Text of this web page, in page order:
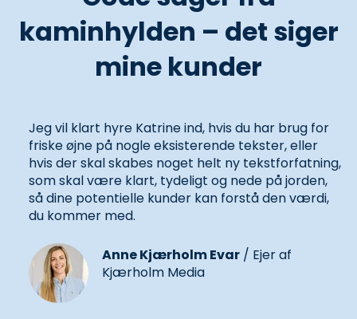
kaminhylden – det siger
mine kunder
Jeg vil klart hyre Katrine ind, hvis du har brug for
friske øjne på nogle eksisterende tekster, eller
hvis der skal skabes noget helt ny tekstforfatning,
som skal være klart, tydeligt og nede på jorden,
så dine potentielle kunder kan forstå den værdi,
du kommer med.
Anne Kjærholm Evar/ Ejer af
Kjærholm Media